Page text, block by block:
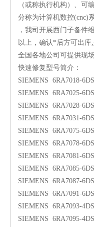
（或称执行机构）、可
分称为计算机数控(cnc)
，我司开展西门子备件
以上，确认*后方可出
全国各地公司可提供现
快速修复型号简介：
SIEMENS 6RA7018-
SIEMENS 6RA7025-
SIEMENS 6RA7028-
SIEMENS 6RA7031-
SIEMENS 6RA7075-
SIEMENS 6RA7078-
SIEMENS 6RA7081-
SIEMENS 6RA7085-
SIEMENS 6RA7087-
SIEMENS 6RA7091-
SIEMENS 6RA7093-
SIEMENS 6RA7095-